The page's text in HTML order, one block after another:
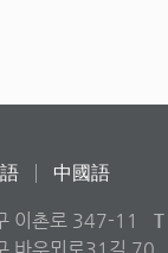
中國語
이촌로 347-11 T